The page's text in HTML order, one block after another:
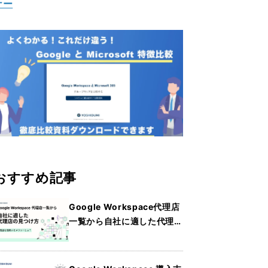
ー
すすめ記事
Google Workspace代理店
一覧から自社に適した代理店
く紹介